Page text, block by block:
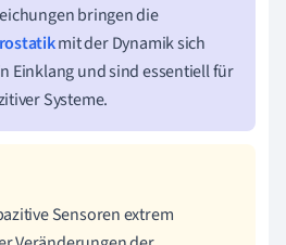
bringen die
mit der Dynamik sich
Einklang und sind essentiell für
Systeme.
Sensoren extrem